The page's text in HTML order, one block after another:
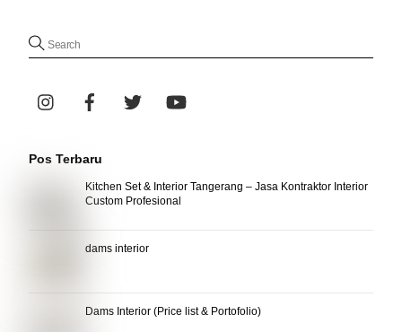
Pos Terbaru
Kitchen Set & Interior Tangerang – Jasa Kontraktor Interior
Custom Profesional
dams interior
Dams Interior (Price list & Portofolio)